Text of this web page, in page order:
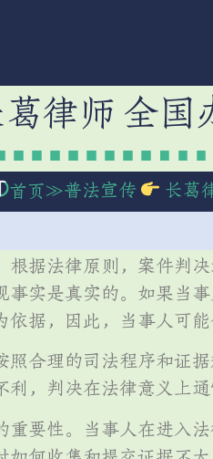
葛律师 全国
首页≫普法宣传 长葛
据法律原则，案件判
实是真实的。如果当
据，因此，当事人可能
合理的司法程序和证
，判决在法律意义上通
要性。当事人在进入